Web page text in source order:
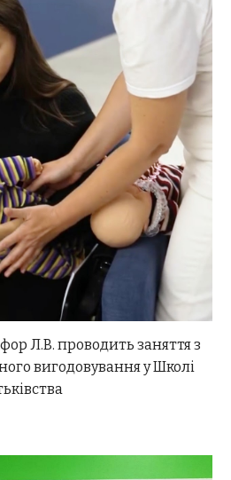
Л.В. проводить заняття з
вигодовування у Школі